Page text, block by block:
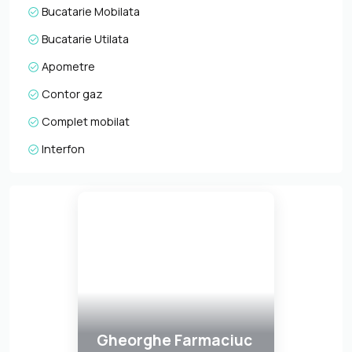
Bucatarie Mobilata
Bucatarie Utilata
Apometre
Contor gaz
Complet mobilat
Interfon
Gheorghe Farmaciuc